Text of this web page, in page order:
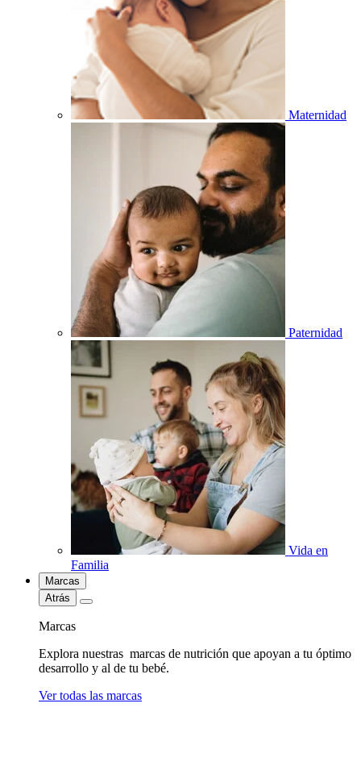
Maternidad
Paternidad
Vida en
Familia
Marcas
Atrás
Marcas
Explora nuestras marcas de nutrición que apoyan a tu óptimo
desarrollo y al de tu bebé.
Ver todas las marcas